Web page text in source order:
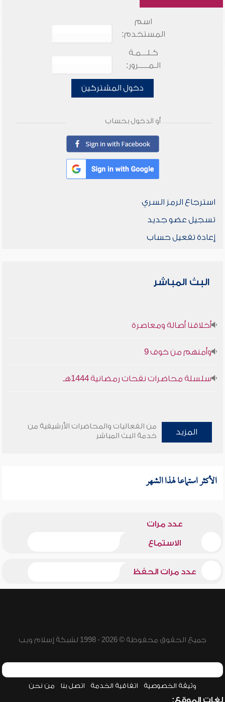
اسم
المستخدم:
كـلـــمـة
الـمـــــرور:
دخول المشتركين
أو الدخول بحساب
استرجاع الرمز السري
تسجيل عضو جديد
إعادة تفعيل حساب
البث المباشر
أخلاقنا أصالة ومعاصرة
وأمنهم من خوف 9
سلسلة محاضرات نفحات رمضانية 1444هـ
المزيد
من الفعاليات والمحاضرات الأرشيفية من
خدمة البث المباشر
الأكثر استماعا لهذا الشهر
عدد مرات
الاستماع
عدد مرات الحفظ
جميع الحقوق محفوظة © 2026 - 1998 لشبكة إسلام ويب
وثيقة الخصوصية اتفاقية الخدمة اتصل بنا من نحن
لغات الموقع: